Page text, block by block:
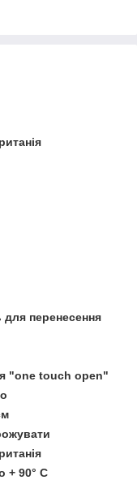
для перенесення
"one touch open"
+ 90° С